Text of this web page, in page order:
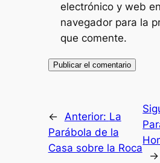
electrónico y web
navegador para la
que comente.
← Anterior: La
Parábola de la
Casa sobre la Roca
→